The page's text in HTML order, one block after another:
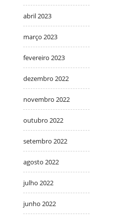
abril 2023
março 2023
fevereiro 2023
dezembro 2022
novembro 2022
outubro 2022
setembro 2022
agosto 2022
julho 2022
junho 2022